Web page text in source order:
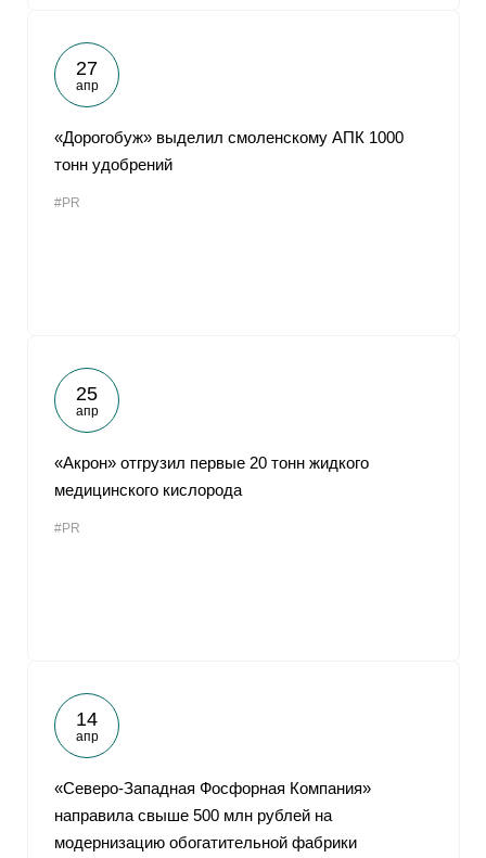
27
апр
«Дорогобуж» выделил смоленскому АПК 1000
тонн удобрений
#PR
25
апр
«Акрон» отгрузил первые 20 тонн жидкого
медицинского кислорода
#PR
14
апр
«Северо-Западная Фосфорная Компания»
направила свыше 500 млн рублей на
модернизацию обогатительной фабрики